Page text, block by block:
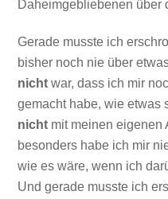
Daheimgebliebenen über
Gerade musste ich
bisher noch nie über
nichtwar, dass ich mir
gemacht habe, wie etwas
nicht mit meinen eigenen
besonders habe ich mir
wie es wäre, wenn ich
Und gerade musste ich